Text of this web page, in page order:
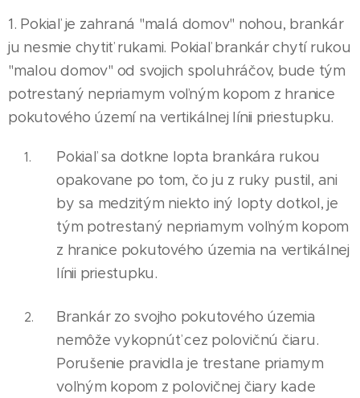
1. Pokiaľ je zahraná "malá domov" nohou, brankár
ju nesmie chytiť rukami. Pokiaľ brankár chytí rukou
"malou domov" od svojich spoluhráčov, bude tým
potrestaný nepriamym voľným kopom z hranice
pokutového území na vertikálnej línii priestupku.
Pokiaľ sa dotkne lopta brankára rukou
opakovane po tom, čo ju z ruky pustil, ani
by sa medzitým niekto iný lopty dotkol, je
tým potrestaný nepriamym voľným kopom
z hranice pokutového územia na vertikálnej
línii priestupku.
Brankár zo svojho pokutového územia
nemôže vykopnúť cez polovičnú čiaru.
Porušenie pravidla je trestane priamym
voľným kopom z polovičnej čiary kade